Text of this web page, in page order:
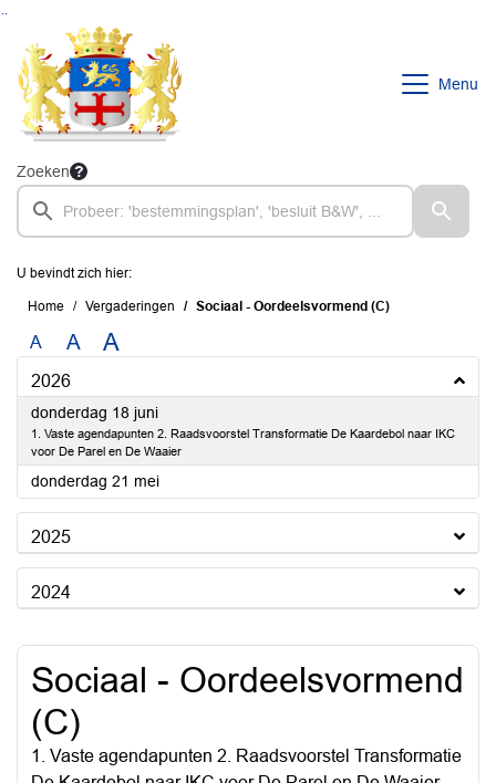
Ga naar de inhoud van deze pagina
Ga naar het zoeken
Ga naar het menu
Menu
Zoeken
U bevindt zich hier:
Home Vergaderingen Sociaal - Oordeelsvormend (C)
A A A
2026
donderdag 18 juni2026
1. Vaste agendapunten 2. Raadsvoorstel Transformatie De Kaardebol naar IKC
voor De Parel en De Waaier
donderdag 21 mei2026
2025
2024
Sociaal - Oordeelsvormend
(C)
1. Vaste agendapunten 2. Raadsvoorstel Transformatie